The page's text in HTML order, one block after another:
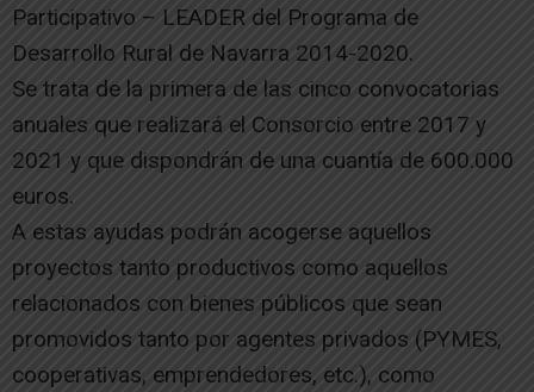
Participativo – LEADER del Programa de
Desarrollo Rural de Navarra 2014-2020.
Se trata de la primera de las cinco convocatorias
anuales que realizará el Consorcio entre 2017 y
2021 y que dispondrán de una cuantía de 600.000
euros.
A estas ayudas podrán acogerse aquellos
proyectos tanto productivos como aquellos
relacionados con bienes públicos que sean
promovidos tanto por agentes privados (PYMES,
cooperativas, emprendedores, etc.), como